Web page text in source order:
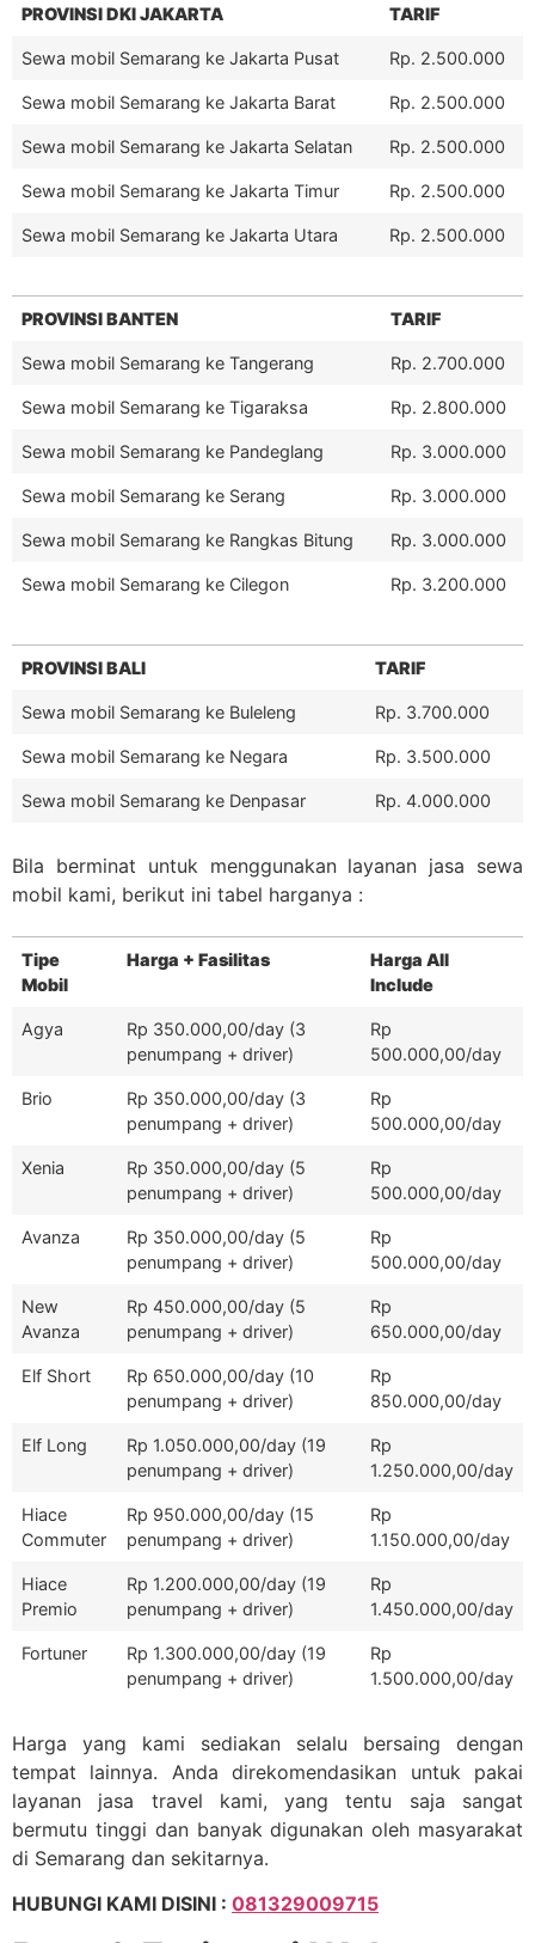
PROVINSI DKI JAKARTA TARIF
Sewa mobil Semarang ke Jakarta Pusat Rp. 2.500.000
Sewa mobil Semarang ke Jakarta Barat Rp. 2.500.000
Sewa mobil Semarang ke Jakarta Selatan Rp. 2.500.000
Sewa mobil Semarang ke Jakarta Timur Rp. 2.500.000
Sewa mobil Semarang ke Jakarta Utara Rp. 2.500.000
PROVINSI BANTEN TARIF
Sewa mobil Semarang ke Tangerang Rp. 2.700.000
Sewa mobil Semarang ke Tigaraksa Rp. 2.800.000
Sewa mobil Semarang ke Pandeglang Rp. 3.000.000
Sewa mobil Semarang ke Serang Rp. 3.000.000
Sewa mobil Semarang ke Rangkas Bitung Rp. 3.000.000
Sewa mobil Semarang ke Cilegon Rp. 3.200.000
PROVINSI BALI TARIF
Sewa mobil Semarang ke Buleleng Rp. 3.700.000
Sewa mobil Semarang ke Negara Rp. 3.500.000
Sewa mobil Semarang ke Denpasar Rp. 4.000.000
Bila berminat untuk menggunakan layanan jasa sewa
mobil kami, berikut ini tabel harganya :
Tipe
Mobil
Harga + Fasilitas
Harga All
Include
Agya
Rp 350.000,00/day (3
penumpang + driver)
Rp
500.000,00/day
Brio
Rp 350.000,00/day (3
penumpang + driver)
Rp
500.000,00/day
Xenia
Rp 350.000,00/day (5
penumpang + driver)
Rp
500.000,00/day
Avanza
Rp 350.000,00/day (5
penumpang + driver)
Rp
500.000,00/day
New
Avanza
Rp 450.000,00/day (5
penumpang + driver)
Rp
650.000,00/day
Elf Short
Rp 650.000,00/day (10
penumpang + driver)
Rp
850.000,00/day
Elf Long
Rp 1.050.000,00/day (19
penumpang + driver)
Rp
1.250.000,00/day
Hiace
Commuter
Rp 950.000,00/day (15
penumpang + driver)
Rp
1.150.000,00/day
Hiace
Premio
Rp 1.200.000,00/day (19
penumpang + driver)
Rp
1.450.000,00/day
Fortuner
Rp 1.300.000,00/day (19
penumpang + driver)
Rp
1.500.000,00/day
Harga yang kami sediakan selalu bersaing dengan
tempat lainnya. Anda direkomendasikan untuk pakai
layanan jasa travel kami, yang tentu saja sangat
bermutu tinggi dan banyak digunakan oleh masyarakat
di Semarang dan sekitarnya.
HUBUNGI KAMI DISINI : 081329009715